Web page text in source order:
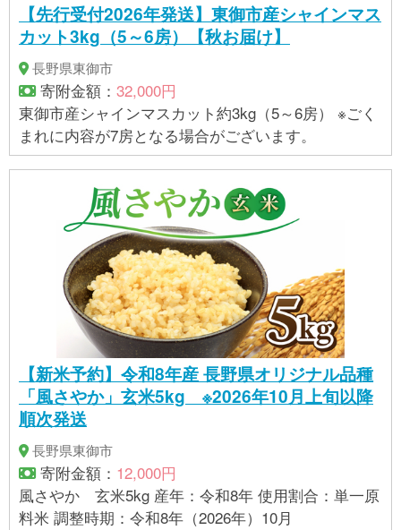
【先行受付2026年発送】東御市産シャインマス
カット3kg（5～6房）【秋お届け】
長野県東御市
寄附金額： 32,000円
東御市産シャインマスカット約3kg（5～6房） ※ごく
まれに内容が7房となる場合がございます。
【新米予約】令和8年産 長野県オリジナル品種
「風さやか」玄米5kg ※2026年10月上旬以降
順次発送
長野県東御市
寄附金額： 12,000円
風さやか 玄米5kg 産年：令和8年 使用割合：単一原
料米 調整時期：令和8年（2026年）10月